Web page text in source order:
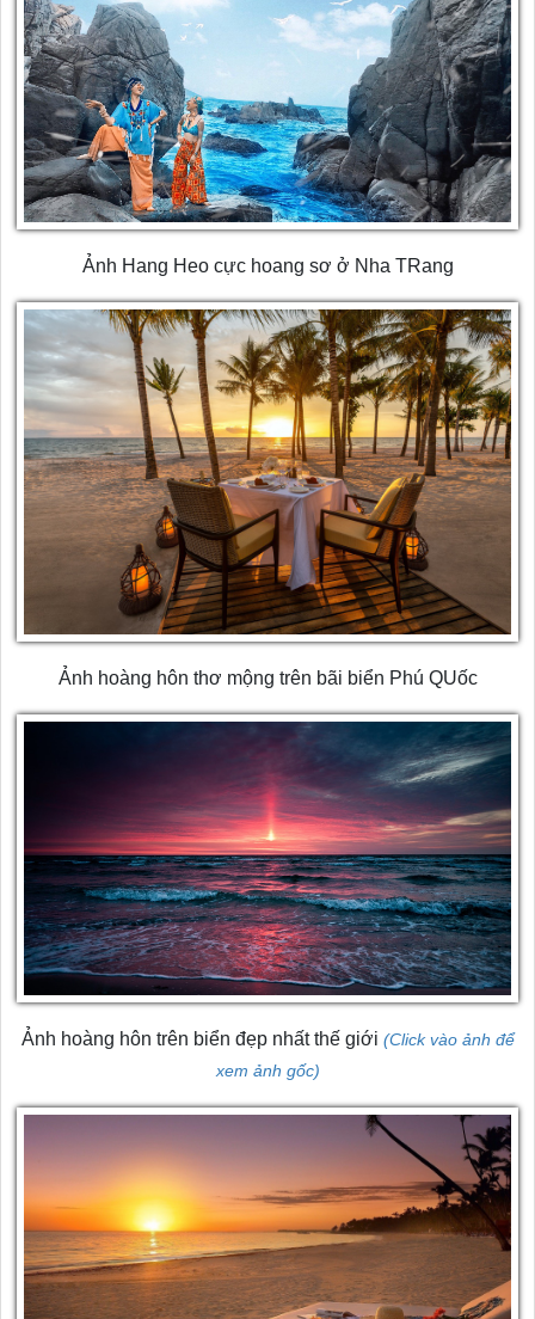
Ảnh Hang Heo cực hoang sơ ở Nha TRang
Ảnh hoàng hôn thơ mộng trên bãi biển Phú QUốc
Ảnh hoàng hôn trên biển đẹp nhất thế giới (Click vào ảnh để
xem ảnh gốc)